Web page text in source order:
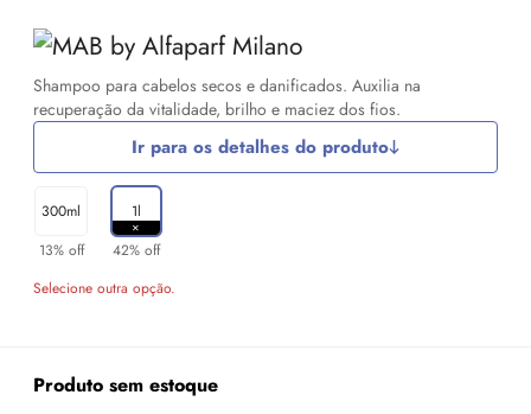
Shampoo para cabelos secos e danificados. Auxilia na
recuperação da vitalidade, brilho e maciez dos fios.
Ir para os detalhes do produto
300ml
13% off
1l
42% off
Selecione outra opção.
Produto sem estoque